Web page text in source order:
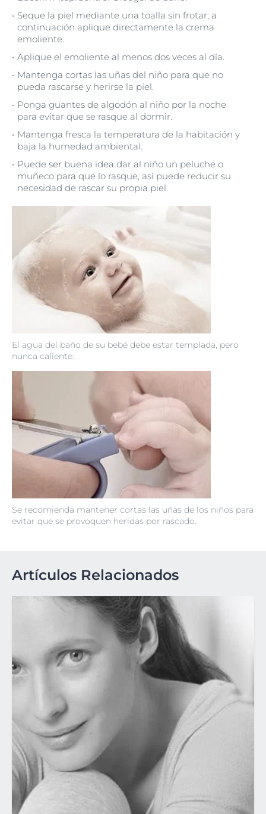
El agua del baño de su bebé debe estar templada, pero
nunca caliente.
Se recomienda mantener cortas las uñas de los niños para
evitar que se provoquen heridas por rascado.
Seque la piel mediante una toalla sin frotar; a
continuación aplique directamente la crema
emoliente.
Aplique el emoliente al menos dos veces al día.
Mantenga cortas las uñas del niño para que no
pueda rascarse y herirse la piel.
Ponga guantes de algodón al niño por la noche
para evitar que se rasque al dormir.
Mantenga fresca la temperatura de la habitación y
baja la humedad ambiental.
Puede ser buena idea dar al niño un peluche o
muñeco para que lo rasque, así puede reducir su
necesidad de rascar su propia piel.
Artículos Relacionados